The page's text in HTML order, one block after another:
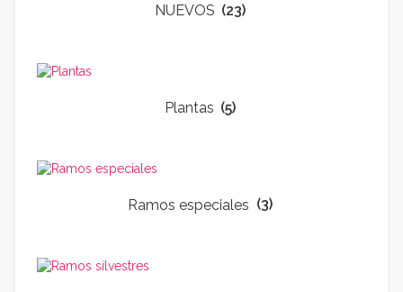
NUEVOS (23)
Plantas (5)
Ramos especiales (3)